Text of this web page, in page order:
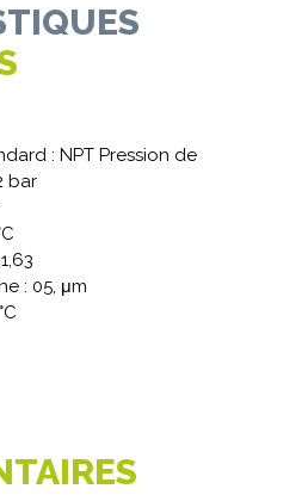
: NPT Pression de
bar
: 05, μm